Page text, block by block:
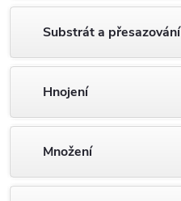
Substrát a přesazování
Hnojení
Množení